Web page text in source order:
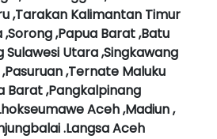
,Tarakan Kalimantan Timur
,Papua Barat ,Batu
Sulawesi Utara ,Singkawang
,Ternate Maluku
Barat ,Pangkalpinang
Aceh ,Madiun ,
.Langsa Aceh